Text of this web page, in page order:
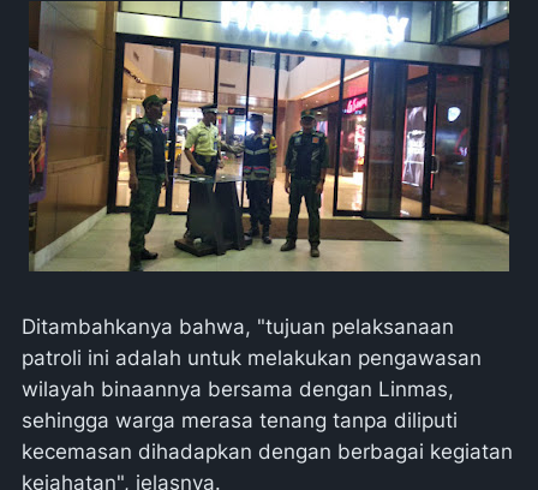
Ditambahkanya bahwa, "tujuan pelaksanaan
patroli ini adalah untuk melakukan pengawasan
wilayah binaannya bersama dengan Linmas,
sehingga warga merasa tenang tanpa diliputi
kecemasan dihadapkan dengan berbagai kegiatan
kejahatan", jelasnya.